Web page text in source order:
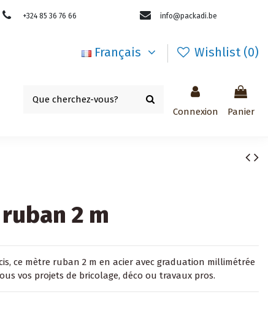
+324 85 36 76 66 info@packadi.be
Français Wishlist (0)
Connexion Panier
2 m
ce mètre ruban 2 m en acier avec graduation millimétrée
vos projets de bricolage, déco ou travaux pros.